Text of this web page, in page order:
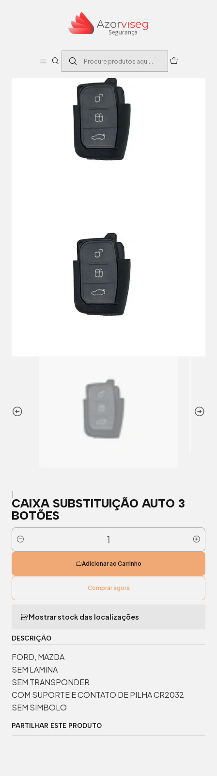
Caixas Comandos Automóvel
CAIXA SUBSTITUIÇÃO AUTO 3 BOTÕES
CAIXA SUBSTITUIÇÃO AUTO 3
BOTÕES
Quantidade
Adicionar ao Carrinho
Comprar agora
Mostrar stock das localizações
DESCRIÇÃO
FORD, MAZDA
SEM LAMINA
SEM TRANSPONDER
COM SUPORTE E CONTATO DE PILHA CR2032
SEM SIMBOLO
PARTILHAR ESTE PRODUTO